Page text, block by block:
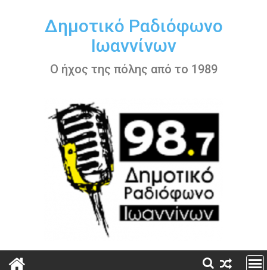
περιεχόμενοΔημοτικό Ραδιόφωνο
Ιωαννίνων
Ο ήχος της πόλης από το 1989